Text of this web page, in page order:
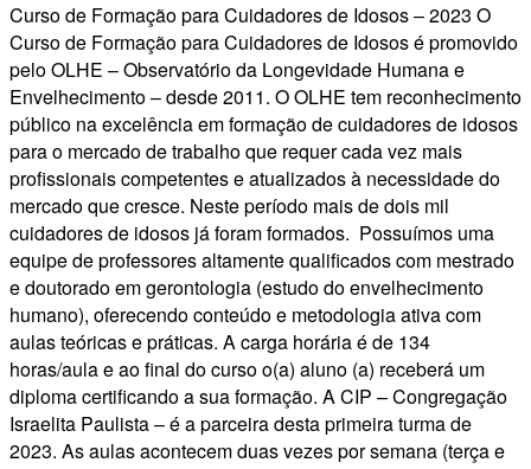
Curso de Formação para Cuidadores de Idosos – 2023 O
Curso de Formação para Cuidadores de Idosos é promovido
pelo OLHE – Observatório da Longevidade Humana e
Envelhecimento – desde 2011. O OLHE tem reconhecimento
público na excelência em formação de cuidadores de idosos
para o mercado de trabalho que requer cada vez mais
profissionais competentes e atualizados à necessidade do
mercado que cresce. Neste período mais de dois mil
cuidadores de idosos já foram formados. Possuímos uma
equipe de professores altamente qualificados com mestrado
e doutorado em gerontologia (estudo do envelhecimento
humano), oferecendo conteúdo e metodologia ativa com
aulas teóricas e práticas. A carga horária é de 134
horas/aula e ao final do curso o(a) aluno (a) receberá um
diploma certificando a sua formação. A CIP – Congregação
Israelita Paulista – é a parceira desta primeira turma de
2023. As aulas acontecem duas vezes por semana (terça e